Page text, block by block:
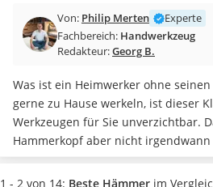
Split-Klimaanlage 2 Innengeräte
Pelletofen
Bohrmaschine
Fliesenschneider
Hochdruckreiniger
Doppelschleifer
Überwachungskamera
Benzinrasenmäher mit Elektrostart
Akku-Laubsauger
Von: Philip Merten
Experte
Fachbereich: Handwerkzeug
Redakteur:Georg B.
Was ist ein Heimwerker ohne seinen
gerne zu Hause werkeln, ist dieser
Werkzeugen für Sie unverzichtbar.
Hammerkopf aber nicht
es wichtig, dass Sie auf hohe
Verbindungsstelle von Kopf und
1 - 2 von 14: Beste Hämmer im